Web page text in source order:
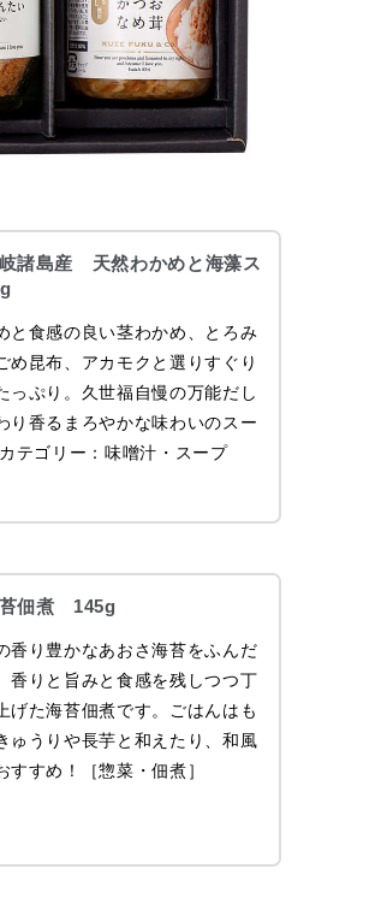
諸島産 天然わかめと海藻ス
と食感の良い茎わかめ、とろみ
め昆布、アカモクと選りすぐり
っぷり。久世福自慢の万能だし
り香るまろやかな味わいのスー
テゴリー：味噌汁・スープ
佃煮 145g
香り豊かなあおさ海苔をふんだ
香りと旨みと食感を残しつつ丁
げた海苔佃煮です。ごはんはも
ゅうりや長芋と和えたり、和風
すすめ！［惣菜・佃煮］